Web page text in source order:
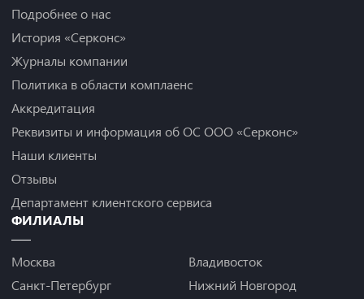
Подробнее о нас
История «Серконс»
Журналы компании
Политика в области комплаенс
Аккредитация
Реквизиты и информация об ОС ООО «Серконс»
Наши клиенты
Отзывы
Департамент клиентского сервиса
ФИЛИАЛЫ
Москва
Санкт-Петербург
Владивосток
Нижний Новгород